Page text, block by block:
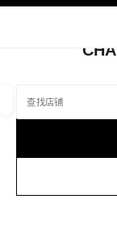
关闭精品店卡片